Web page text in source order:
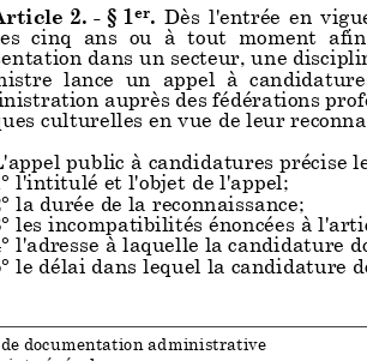
de documentation administrative
général
harcèlement sexuel ou fondé
sur
;
injonction de discriminer sur base
s'il est membre d'une organisation
:
prône la discrimination ou la
par les lois, décrets ou ordonnances
discriminations ;
documentation administrative
2. - § 1er.
Dès l'entrée en
cinq ans ou à tout moment afin de
dans un secteur, une
lance un appel à candidatures
auprès des fédérations
culturelles en vue de leur re
public à candidatures précise
l'intitulé et l'objet de l'appel;
la durée de la reconnaissance;
les incompatibilités énoncées à
l'adresse à laquelle la candidature
le délai dans lequel la candidature